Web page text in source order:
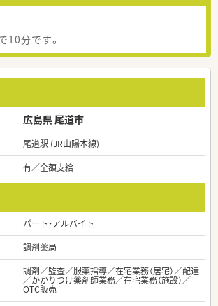
10分です。
広島県 尾道市
尾道駅 (JR山陽本線)
有／全額支給
パート・アルバイト
調剤薬局
調剤／監査／服薬指導／在宅業務（居宅）／配達
／かかりつけ薬剤師業務／在宅業務（施設）／
OTC販売